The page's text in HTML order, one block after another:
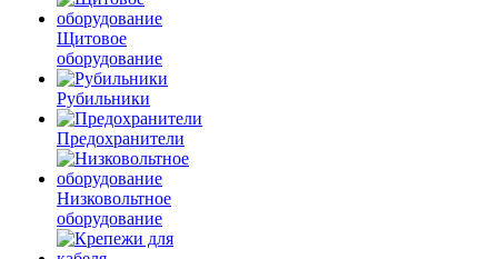
Щитовое
оборудование
Рубильники
Предохранители
Низковольтное
оборудование